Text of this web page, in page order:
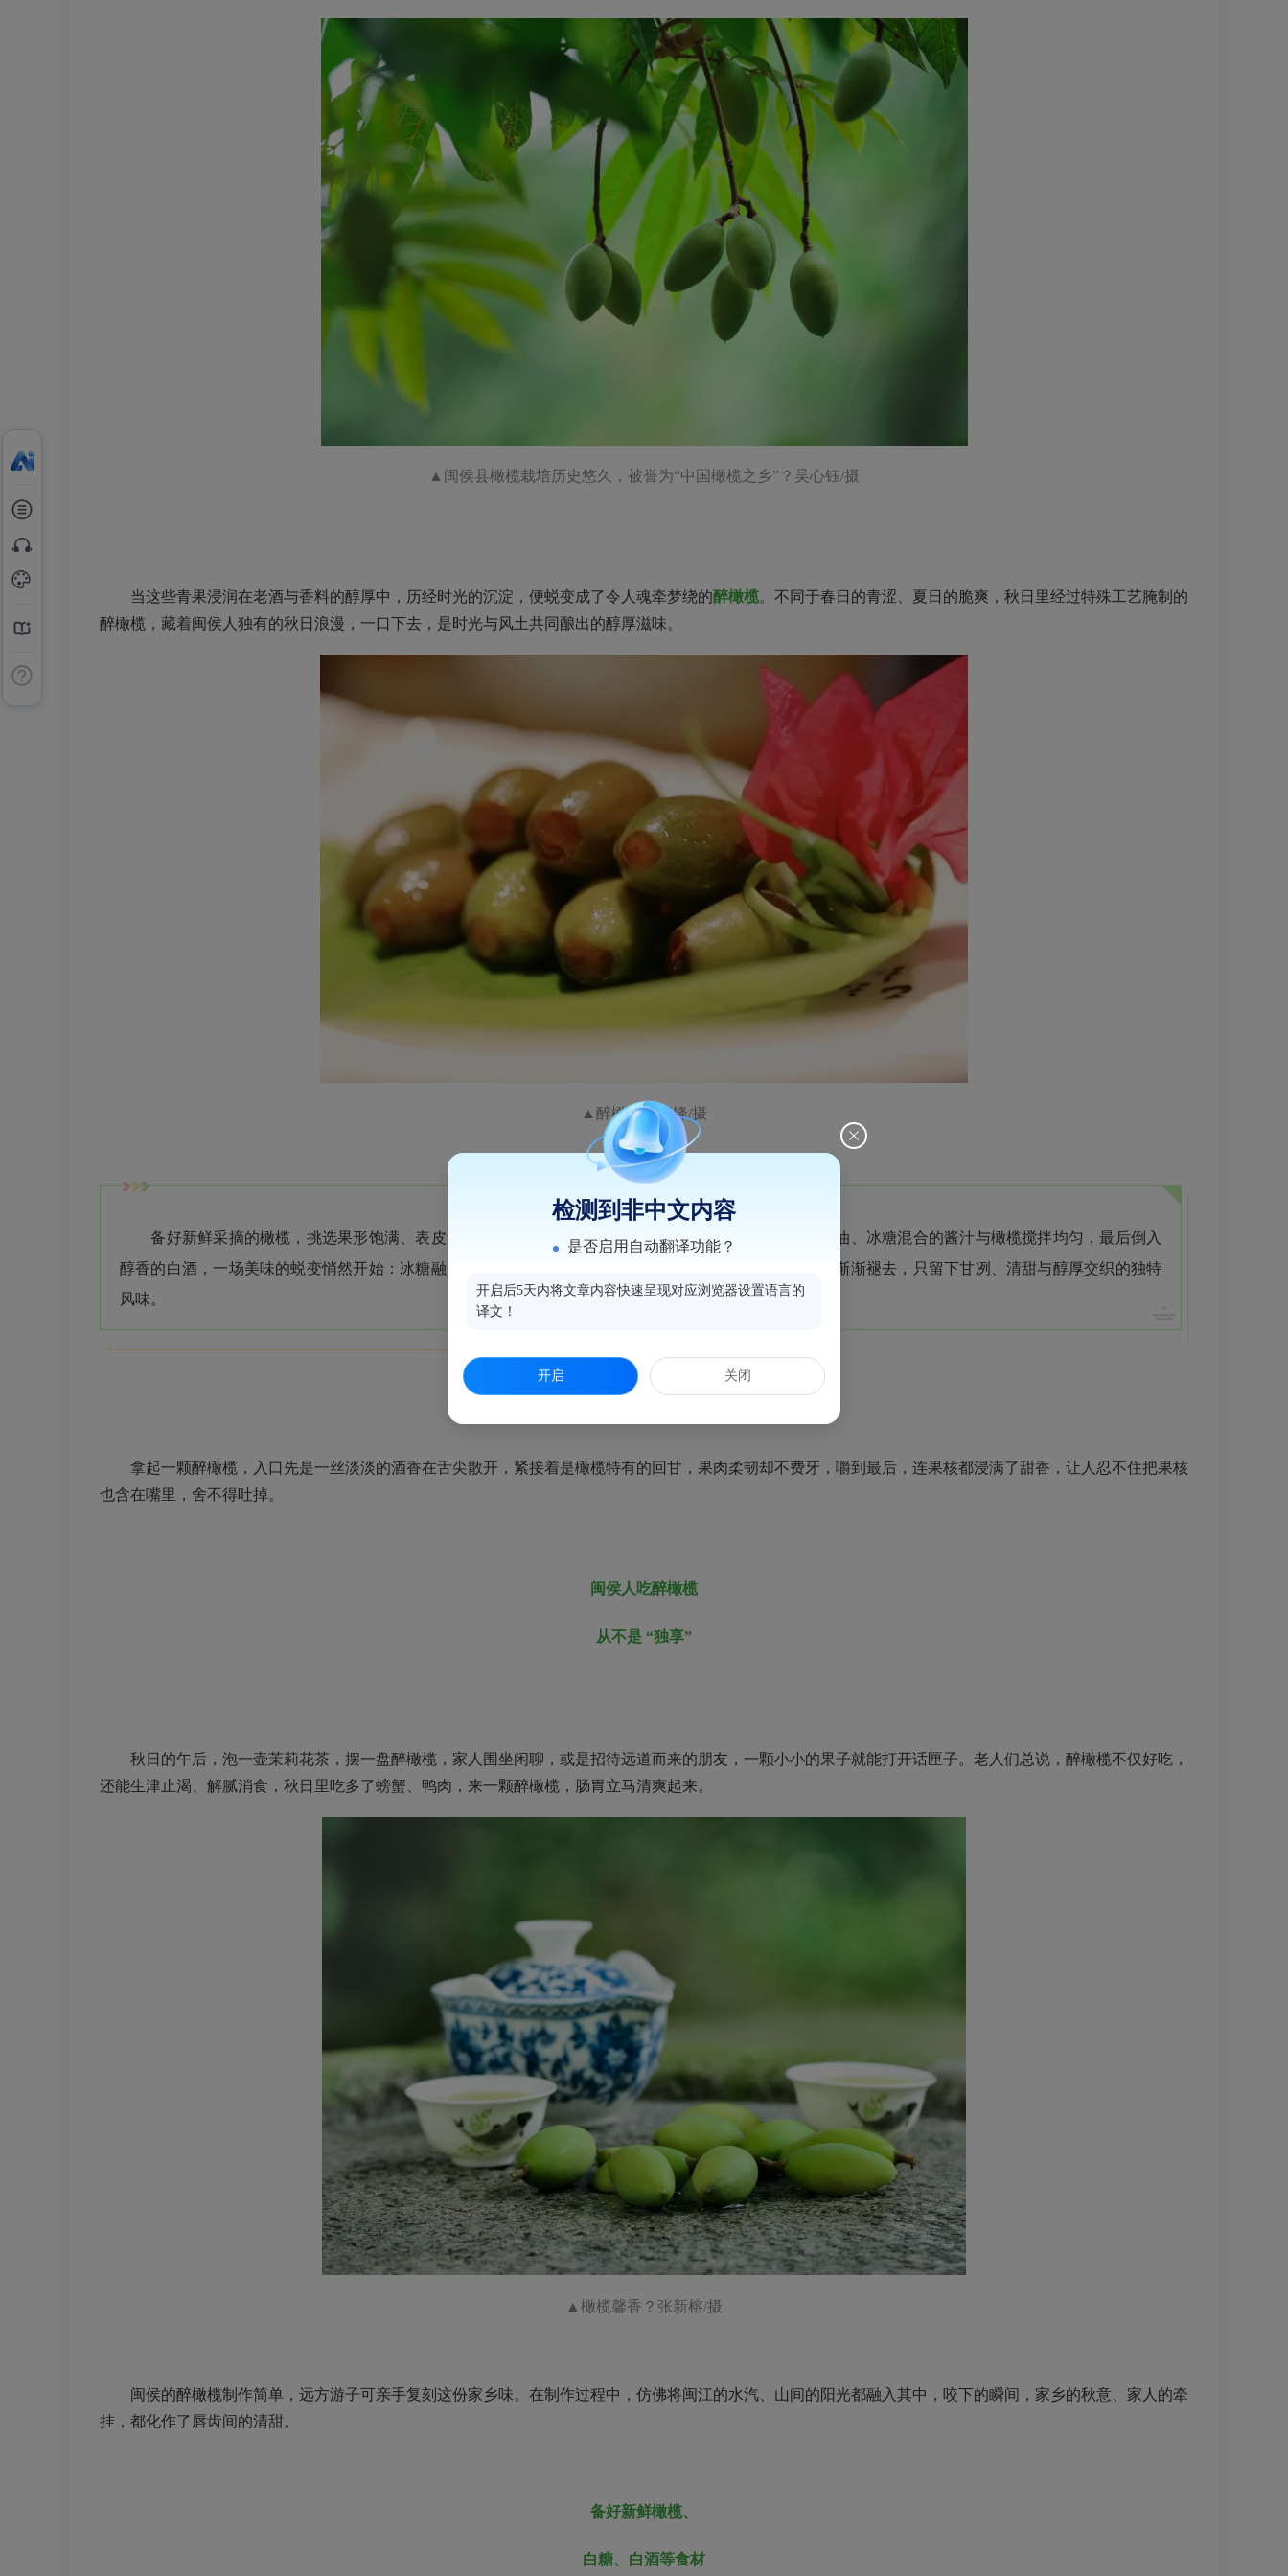
▲ 闽侯县橄榄栽培历史悠久，被誉为“中国橄榄之乡” ？吴心钰/摄
当这些青果浸润在老酒与香料的醇厚中，历经时光的沉淀，便蜕变成了令人魂牵梦绕的醉橄榄。不同于春日的青涩、夏日的脆爽，秋日里经过特殊工艺腌制的
醉橄榄，藏着闽侯人独有的秋日浪漫，一口下去，是时光与风土共同酿出的醇厚滋味。
▲醉橄榄？张锋/摄
备好新鲜采摘的橄榄，挑选果形饱满、表皮泛着暗绿光泽的果子，清水洗净晾干。随后，将酱油、 蚝油
、冰糖混合的酱汁与橄榄搅拌均匀，最后倒入
醇香的白酒，一场美味的蜕变悄然开始：冰糖融化，白酒的醇香与耗油的醇厚渗入橄榄果肉，橄榄的青涩渐渐褪去，只留下甘冽、清甜与醇厚交织的独特
风味。
拿起一颗醉橄榄，入口先是一丝淡淡的酒香在舌尖散开，紧接着是橄榄特有的回甘， 果肉柔韧却不费牙，嚼到最后，连果核都浸满了甜香，让人忍不住把果核
也含在嘴里，舍不得吐掉。
闽侯人吃醉橄榄
从不是 “独享”
秋日的午后，泡一壶茉莉花茶，摆一盘醉橄榄，家人围坐闲聊，或是招待远道而来的朋友，一颗小小的果子就能打开话匣子。老人们总说，醉橄榄不仅好吃，
还能生津止渴、解腻消食，秋日里吃多了螃蟹、鸭肉，来一颗醉橄榄，肠胃立马清爽起来。
▲橄榄馨香？张新榕/摄
闽侯的醉橄榄制作简单，远方游子可亲手复刻这份家乡味。在制作过程中，仿佛将闽江的水汽、山间的阳光都融入其中，咬下的瞬间，家乡的秋意、家人的牵
挂，都化作了唇齿间的清甜。
备好新鲜橄榄、
白糖、白酒等食材
检测到非中文内容
是否启用自动翻译功能？
开启后5天内将文章内容快速呈现对应浏览器设置语言的
译文！
开启 关闭